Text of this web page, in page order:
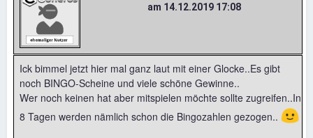
am 14.12.2019 17:08
Ick bimmel jetzt hier mal ganz laut mit einer Glocke..Es gibt
noch BINGO-Scheine und viele schöne Gewinne..
Wer noch keinen hat aber mitspielen möchte sollte zugreifen..In
8 Tagen werden nämlich schon die Bingozahlen gezogen.. 🙂